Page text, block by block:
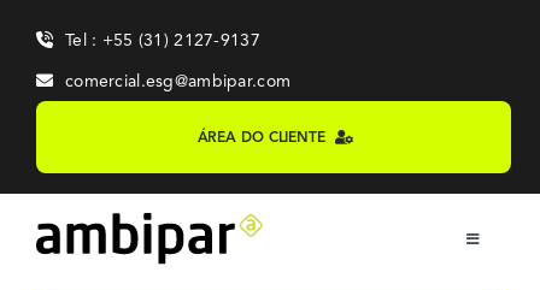
content
Tel : +55 (31) 2127-9137
comercial.esg@ambipar.com
ÁREA DO CLIENTE
Toggle